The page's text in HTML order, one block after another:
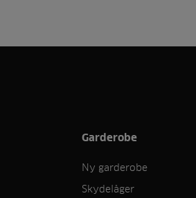
Garderobe
Ny garderobe
Skydelåger